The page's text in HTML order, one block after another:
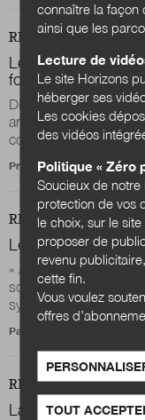
REVUE DOSSIER
Le préfet dans tous
fonction
Didier Cultiaux, préfet
ancien préfet et
contrats de relance et
Propos recueillis par
REVUE DOSSIER
Le préfet, une
« À la tête de chaque
sonne antique. » 2
systématiquement
Par
REVUE DOSSIER
La verticalité
connaître la façon
ainsi que les
Lecture de
Le site Horizons
héberger ses
Les cookies
des vidéos
Politique « Zéro
Soucieux de
protection de vos
le choix, sur le
proposer de
revenu
cette fin.
Vous voulez
offres
TOUT